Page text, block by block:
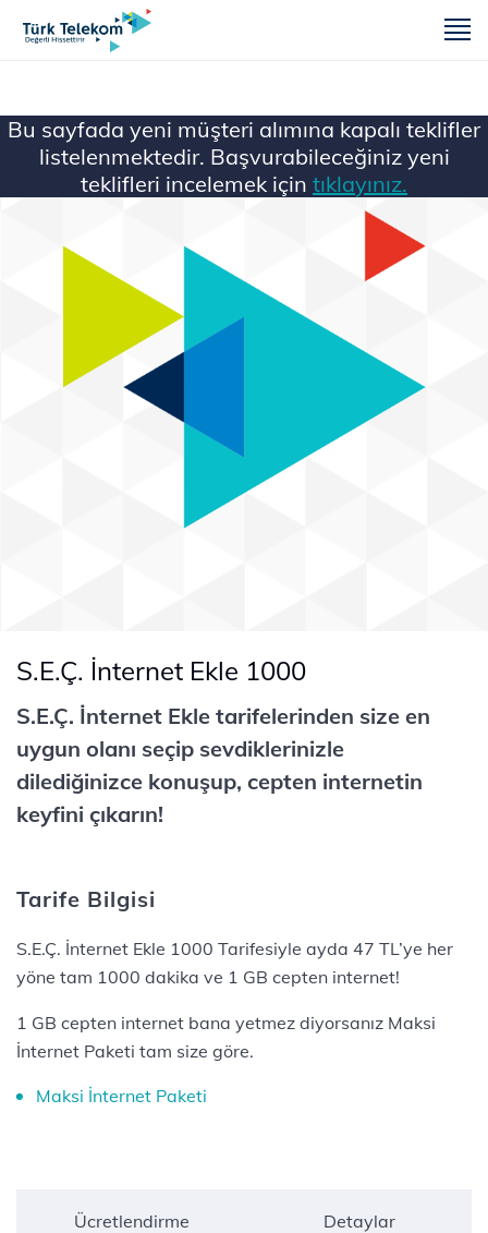
Bu sayfada yeni müşteri alımına kapalı teklifler
listelenmektedir. Başvurabileceğiniz yeni
teklifleri incelemek için tıklayınız.
S.E.Ç. İnternet Ekle 1000
S.E.Ç. İnternet Ekle tarifelerinden size en
uygun olanı seçip sevdiklerinizle
dilediğinizce konuşup, cepten internetin
keyfini çıkarın!
Tarife Bilgisi
S.E.Ç. İnternet Ekle 1000 Tarifesiyle ayda 47 TL’ye her
yöne tam 1000 dakika ve 1 GB cepten internet!
1 GB cepten internet bana yetmez diyorsanız Maksi
İnternet Paketi tam size göre.
Maksi İnternet Paketi
Ücretlendirme Detaylar